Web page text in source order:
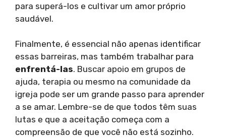
para superá-los e cultivar um amor próprio
saudável.
Finalmente, é essencial não apenas identificar
essas barreiras, mas também trabalhar para
enfrentá-las. Buscar apoio em grupos de
ajuda, terapia ou mesmo na comunidade da
igreja pode ser um grande passo para aprender
a se amar. Lembre-se de que todos têm suas
lutas e que a aceitação começa com a
compreensão de que você não está sozinho.